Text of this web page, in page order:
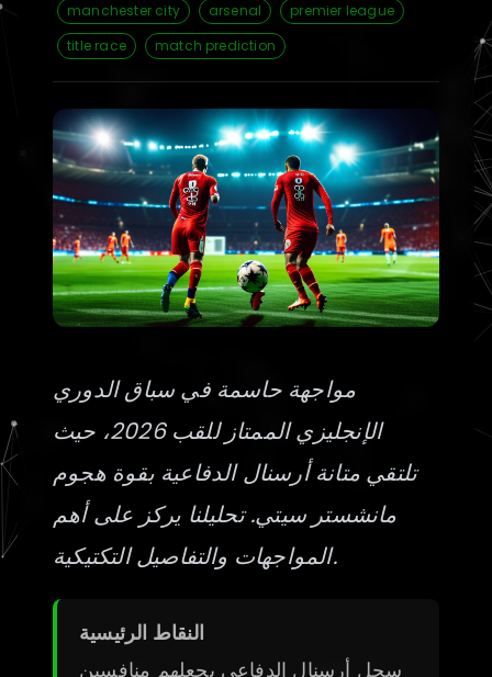
manchester city arsenal
premier league
title race
match prediction
مواجهة حاسمة في سباق الدوري
الإنجليزي الممتاز للقب 2026، حيث
تلتقي متانة أرسنال الدفاعية بقوة هجوم
مانشستر سيتي. تحليلنا يركز على أهم
المواجهات والتفاصيل التكتيكية.
النقاط الرئيسية
سجل أرسنال الدفاعي يجعلهم منافسين